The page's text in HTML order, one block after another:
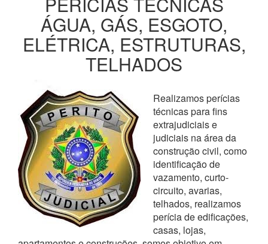
ÁGUA, GÁS, ESGOTO,
ELÉTRICA, ESTRUTURAS,
TELHADOS
Realizamos perícias
técnicas para fins
extrajudiciais e
judiciais na área da
construção civil, como
identificação de
vazamento, curto-
circuito, avarias,
telhados, realizamos
perícia de edificações,
casas, lojas,